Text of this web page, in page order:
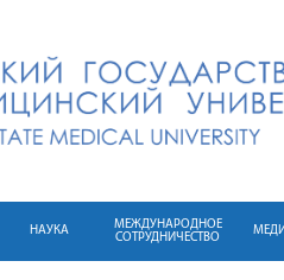
НАУКА
МЕЖДУНАРОДНОЕ
СОТРУДНИЧЕСТВО